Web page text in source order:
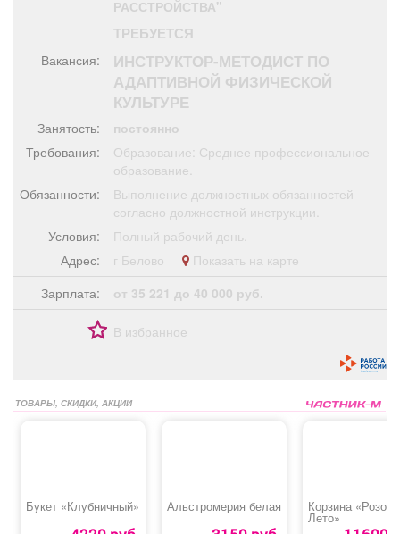
Обучение
Поздравления
Я - пенсионер
РАССТРОЙСТВА"
ТРЕБУЕТСЯ
Вакансия:
ИНСТРУКТОР-МЕТОДИСТ ПО
АДАПТИВНОЙ ФИЗИЧЕСКОЙ
КУЛЬТУРЕ
Занятость:
постоянно
Требования:
Образование: Среднее профессиональное
образование.
Обязанности:
Выполнение должностных обязанностей
согласно должностной инструкции.
Условия:
Полный рабочий день.
Адрес:
г Белово
Показать на карте
Зарплата:
от 35 221 до 40 000 руб.
В избранное
ТОВАРЫ, СКИДКИ, АКЦИИ
Букет «Клубничный» Альстромерия белая Корзина
Лето»